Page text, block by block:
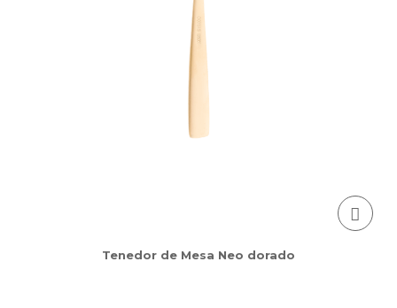
Tenedor de Mesa Neo dorado